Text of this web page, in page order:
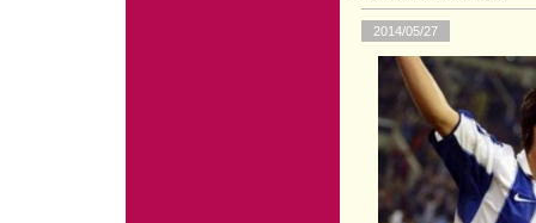
2014/05/27